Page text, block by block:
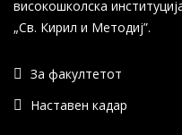
високошколска
„Св. Кирил и Методиј”.
За факултетот
Наставен кадар